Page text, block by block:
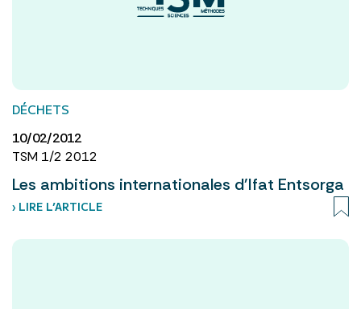
DÉCHETS
10/02/2012
TSM 1/2 2012
Les ambitions internationales d'Ifat Entsorga
› LIRE L’ARTICLE